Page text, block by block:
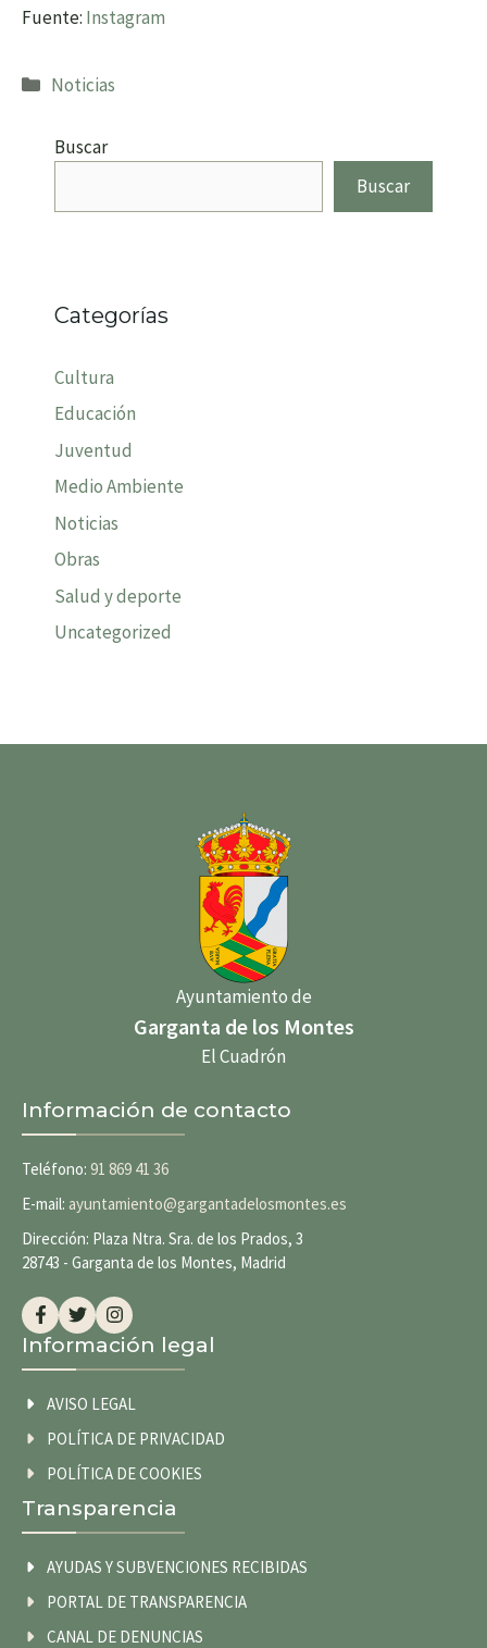
Fuente: Instagram
Categorías
Noticias
Buscar
Buscar
Categorías
Cultura
Educación
Juventud
Medio Ambiente
Noticias
Obras
Salud y deporte
Uncategorized
Ayuntamiento de
Garganta de los Montes
El Cuadrón
Información de contacto
Teléfono: 91 869 41 36
E-mail: ayuntamiento@gargantadelosmontes.es
Dirección: Plaza Ntra. Sra. de los Prados, 3
28743 - Garganta de los Montes, Madrid
Información legal
AVISO LEGAL
POLÍTICA DE PRIVACIDAD
POLÍTICA DE COOKIES
Transparencia
AYUDAS Y SUBVENCIONES RECIBIDAS
PORTAL DE TRANSPARENCIA
CANAL DE DENUNCIAS